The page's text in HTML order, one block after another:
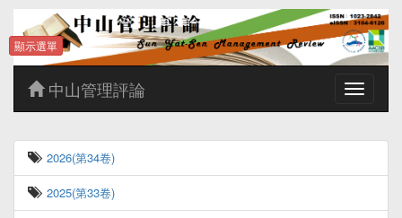
Toggle
中山管理評論
2026(第34卷)
2025(第33卷)
顯示選單